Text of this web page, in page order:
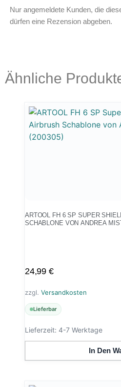
Nur angemeldete Kunden, die
dürfen eine Rezension abgeben.
Ähnliche
ARTOOL FH 6 SP SUPER
SCHABLONE VON ANDREA
24,99 €
zzgl. Versandkosten
Lieferbar
Lieferzeit: 4-7 Werktage
In Den